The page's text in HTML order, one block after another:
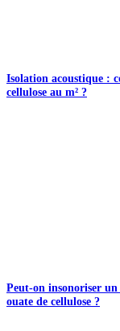
Isolation acoustique :
cellulose au m² ?
Peut-on insonoriser
ouate de cellulose ?